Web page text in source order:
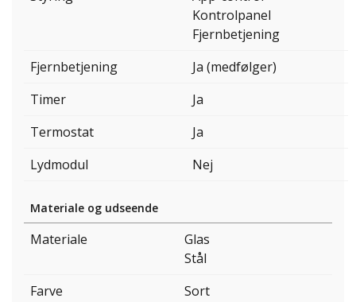
Kontrolpanel
Fjernbetjening
Fjernbetjening
Ja (medfølger)
Timer
Ja
Termostat
Ja
Lydmodul
Nej
Materiale og udseende
Materiale
Glas
Stål
Farve
Sort